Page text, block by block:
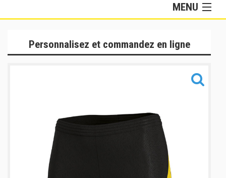
MENU
Collection Femmes
Personnalisez et commandez en ligne